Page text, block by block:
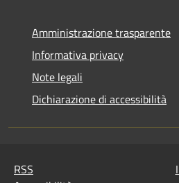
Amministrazione trasparente
Informativa privacy
Note legali
Dichiarazione di accessibilità
RSS